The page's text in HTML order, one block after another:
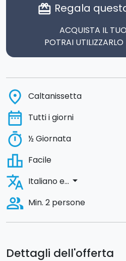
Dettagli dell'offerta
card_giftcard Regala
ACQUISTA IL
POTRAI
place Caltanissetta
date_range Tutti i giorni
timer ½ Giornata
leaderboard Facile
translate Italiano e... arrow_drop_down
people_alt Min. 2 persone